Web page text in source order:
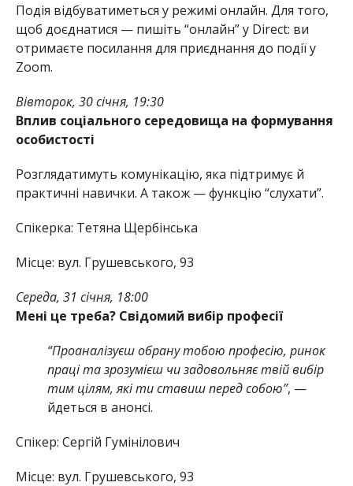
Подія відбуватиметься у режимі онлайн. Для того,
щоб доєднатися — пишіть “онлайн” у Direct: ви
отримаєте посилання для приєднання до події у
Zoom.
Вівторок, 30 січня, 19:30
Вплив соціального середовища на формування
особистості
Розглядатимуть комунікацію, яка підтримує й
практичні навички. А також — функцію “слухати”.
Спікерка: Тетяна Щербінська
Місце: вул. Грушевського, 93
Середа, 31 січня, 18:00
Мені це треба? Свідомий вибір професії
“Проаналізуєш обрану тобою професію, ринок
праці та зрозумієш чи задовольняє твій вибір
тим цілям, які ти ставиш перед собою”, —
йдеться в анонсі.
Спікер: Сергій Гумінілович
Місце: вул. Грушевського, 93